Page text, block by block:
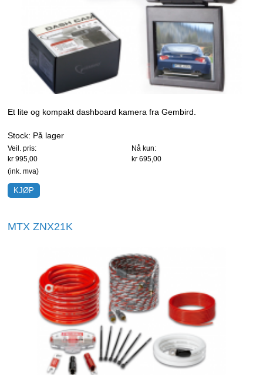
Et lite og kompakt dashboard kamera fra Gembird.
Stock: På lager
Veil. pris:
kr 995,00
Nå kun:
kr 695,00
(ink. mva)
MTX ZNX21K